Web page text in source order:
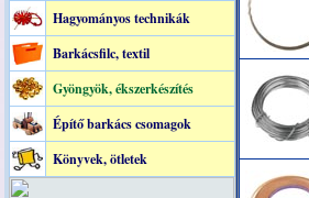
Hagyományos technikák
Barkácsfilc, textil
Gyöngyök, ékszerkészítés
Építő barkács csomagok
Könyvek, ötletek